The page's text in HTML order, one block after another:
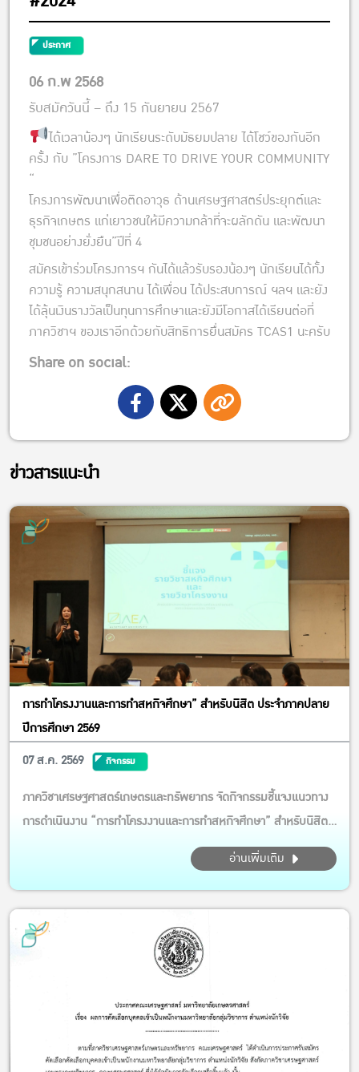
ประกาศ
06 ก.พ 2568
รับสมัควันนี้ – ถึง 15 กันยายน 2567
ได้เวลาน้องๆ นักเรียนระดับมัธยมปลาย ได้โชว์ของกันอีก
ครั้ง กับ ”โครงการ DARE TO DRIVE YOUR COMMUNITY
“
โครงการพัฒนาเพื่อติดอาวุธ ด้านเศรษฐศาสตร์ประยุกต์และ
ธุรกิจเกษตร แก่เยาวชนให้มีความกล้าที่จะผลักดัน และพัฒนา
ชุมชนอย่างยั่งยืน”ปีที่ 4
สมัครเข้าร่วมโครงการฯ กันได้แล้วรับรองน้องๆ นักเรียนได้ทั้ง
ความรู้ ความสนุกสนาน ได้เพื่อน ได้ประสบการณ์ ฯลฯ และยัง
ได้ลุ้นเงินรางวัลเป็นทุนการศึกษาและยังมีโอกาสได้เรียนต่อที่
ภาควิชาฯ ของเราอีกด้วยกับสิทธิการยื่นสมัคร TCAS1 นะครับ
Share on social:
ข่าวสารแนะนำ
การทำโครงงานและการทำสหกิจศึกษา” สำหรับนิสิต ประจำภาคปลาย
ปีการศึกษา 2569
07 ส.ค. 2569
กิจกรรม
ภาควิชาเศรษฐศาสตร์เกษตรและทรัพยากร จัดกิจกรรมชี้แจงแนวทาง
การดำเนินงาน “การทำโครงงานและการทำสหกิจศึกษา” สำหรับนิสิต
ประจำภาคปลาย ปีการศึกษา 2569 กิจกรรมในครั้งนี้ได้รับเกียรติจาก
รศ.ดร.รวิสสาข์ สุชาโต และ ผศ.ดร.นภสม สินเพิ่มสุขสกุล เป็น
วิทยากรบรรยาย ให้ความรู้ แนะนำขั้นตอนการเตรียมความพร้อม
ตลอดจน...
อ่านเพิ่มเติม